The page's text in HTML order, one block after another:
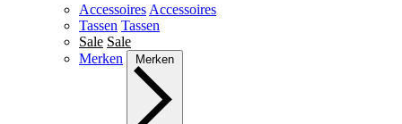
Accessoires Accessoires
Tassen Tassen
Sale Sale
Merken
Merken